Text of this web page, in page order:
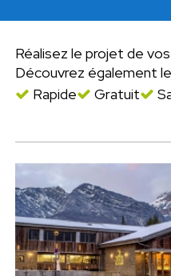
Réalisez le projet de
Découvrez également
Rapide
Gratuit